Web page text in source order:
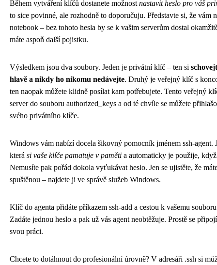
Během vytváření klíčů dostanete možnost nastavit heslo pro váš
to sice povinné, ale rozhodně to doporučuju. Představte si, že vám
notebook – bez tohoto hesla by se k vašim serverům dostal
máte aspoň další pojistku.
Výsledkem jsou dva soubory. Jeden je privátní klíč – ten si
hlavě a nikdy ho nikomu nedávejte. Druhý je veřejný klíč s
ten naopak můžete klidně posílat kam potřebujete. Tento veřejný
server do souboru authorized_keys a od té chvíle se můžete
svého privátního klíče.
Windows vám nabízí docela šikovný pomocník jménem ssh-agent.
která si vaše klíče pamatuje v paměti a automaticky je použije,
Nemusíte pak pořád dokola vyťukávat heslo. Jen se ujistěte, že
spuštěnou – najdete ji ve správě služeb Windows.
Klíč do agenta přidáte příkazem ssh-add a cestou k vašemu
Zadáte jednou heslo a pak už vás agent neobtěžuje. Prostě se
svou práci.
Chcete to dotáhnout do profesionální úrovně? V adresáři .ssh si